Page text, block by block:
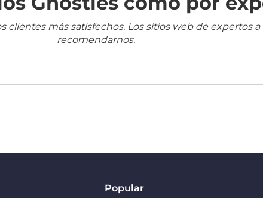
clientes más satisfechos. Los sitios web de expertos
recomendarnos.
Popular